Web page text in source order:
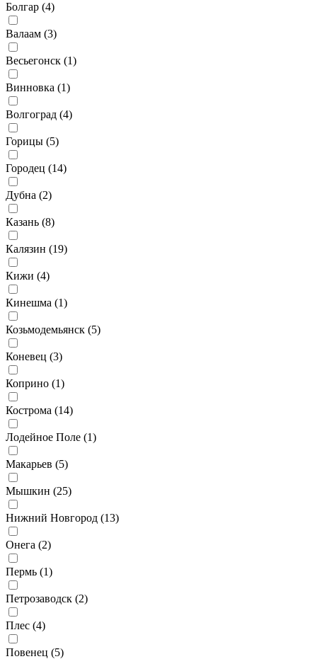
Болгар (4)
Валаам (3)
Весьегонск (1)
Винновка (1)
Волгоград (4)
Горицы (5)
Городец (14)
Дубна (2)
Казань (8)
Калязин (19)
Кижи (4)
Кинешма (1)
Козьмодемьянск (5)
Коневец (3)
Коприно (1)
Кострома (14)
Лодейное Поле (1)
Макарьев (5)
Мышкин (25)
Нижний Новгород (13)
Онега (2)
Пермь (1)
Петрозаводск (2)
Плес (4)
Повенец (5)